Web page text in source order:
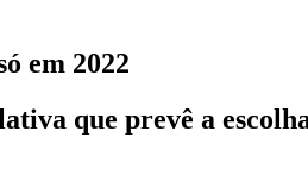
em 2022
que prevê a